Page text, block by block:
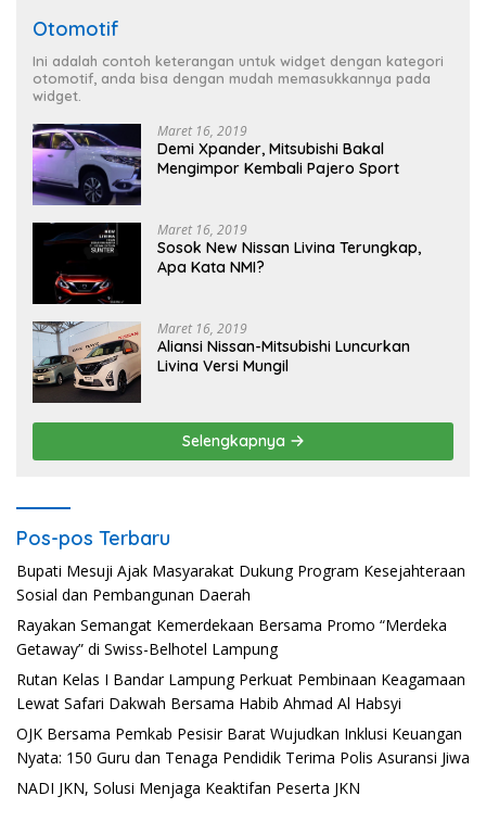
Otomotif
Ini adalah contoh keterangan untuk widget dengan kategori
otomotif, anda bisa dengan mudah memasukkannya pada
widget.
Maret 16, 2019
Demi Xpander, Mitsubishi Bakal
Mengimpor Kembali Pajero Sport
Maret 16, 2019
Sosok New Nissan Livina Terungkap,
Apa Kata NMI?
Maret 16, 2019
Aliansi Nissan-Mitsubishi Luncurkan
Livina Versi Mungil
Selengkapnya
Pos-pos Terbaru
Bupati Mesuji Ajak Masyarakat Dukung Program Kesejahteraan
Sosial dan Pembangunan Daerah
Rayakan Semangat Kemerdekaan Bersama Promo “Merdeka
Getaway” di Swiss-Belhotel Lampung
Rutan Kelas I Bandar Lampung Perkuat Pembinaan Keagamaan
Lewat Safari Dakwah Bersama Habib Ahmad Al Habsyi
OJK Bersama Pemkab Pesisir Barat Wujudkan Inklusi Keuangan
Nyata: 150 Guru dan Tenaga Pendidik Terima Polis Asuransi Jiwa
NADI JKN, Solusi Menjaga Keaktifan Peserta JKN